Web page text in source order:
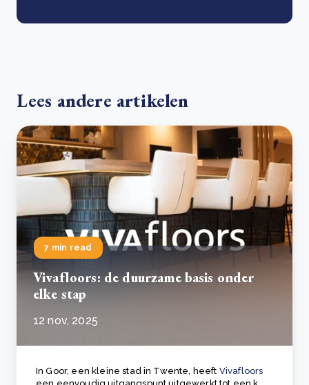
Lees andere artikelen
7 min read
Vivafloors: de duurzame basis onder
elke stap
12 nov, 2025
In Goor, een kleine stad in Twente, heeft Vivafloors